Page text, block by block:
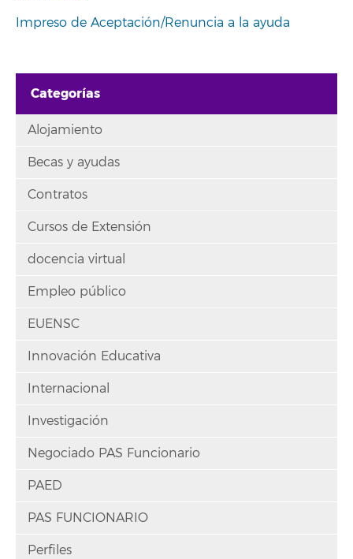
Impreso de Aceptación/Renuncia a la ayuda
Categorías
Alojamiento
Becas y ayudas
Contratos
Cursos de Extensión
docencia virtual
Empleo público
EUENSC
Innovación Educativa
Internacional
Investigación
Negociado PAS Funcionario
PAED
PAS FUNCIONARIO
Perfiles